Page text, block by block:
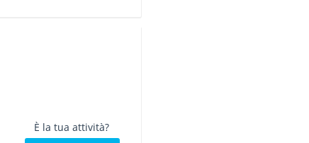
È la tua attività?